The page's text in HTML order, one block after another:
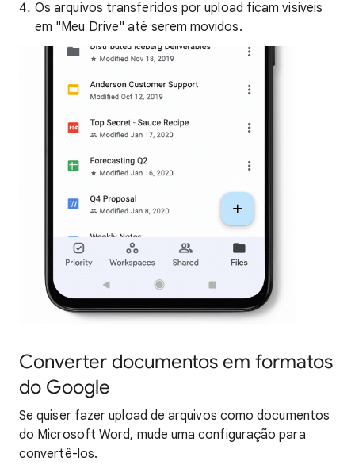
Os arquivos transferidos por upload ficam visíveis
em "Meu Drive" até serem movidos.
Converter documentos em formatos
do Google
Se quiser fazer upload de arquivos como documentos
do Microsoft Word, mude uma configuração para
convertê-los.